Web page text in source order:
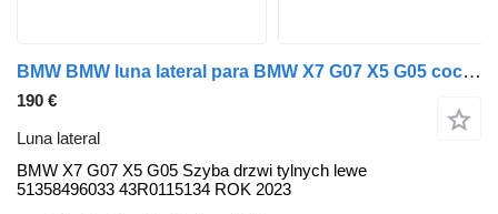
BMW BMW luna lateral para BMW X7 G07 X5 G05 coche
190 €
Luna lateral
BMW X7 G07 X5 G05 Szyba drzwi tylnych lewe
51358496033 43R0115134 ROK 2023